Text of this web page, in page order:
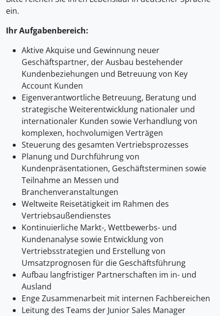
ein.
Ihr Aufgabenbereich:
Aktive Akquise und Gewinnung neuer
Geschäftspartner, der Ausbau bestehender
Kundenbeziehungen und Betreuung von Key
Account Kunden
Eigenverantwortliche Betreuung, Beratung und
strategische Weiterentwicklung nationaler und
internationaler Kunden sowie Verhandlung von
komplexen, hochvolumigen Verträgen
Steuerung des gesamten Vertriebsprozesses
Planung und Durchführung von
Kundenpräsentationen, Geschäftsterminen sowie
Teilnahme an Messen und
Branchenveranstaltungen
Weltweite Reisetätigkeit im Rahmen des
Vertriebsaußendienstes
Kontinuierliche Markt-, Wettbewerbs- und
Kundenanalyse sowie Entwicklung von
Vertriebsstrategien und Erstellung von
Umsatzprognosen für die Geschäftsführung
Aufbau langfristiger Partnerschaften im in- und
Ausland
Enge Zusammenarbeit mit internen Fachbereichen
Leitung des Teams der Junior Sales Manager